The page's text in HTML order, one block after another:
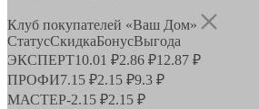
Клуб покупателей «Ваш Дом»
СтатусСкидкаБонусВыгода
ЭКСПЕРТ10.01 ₽2.86 ₽12.87 ₽
ПРОФИ7.15 ₽2.15 ₽9.3 ₽
МАСТЕР-2.15 ₽2.15 ₽